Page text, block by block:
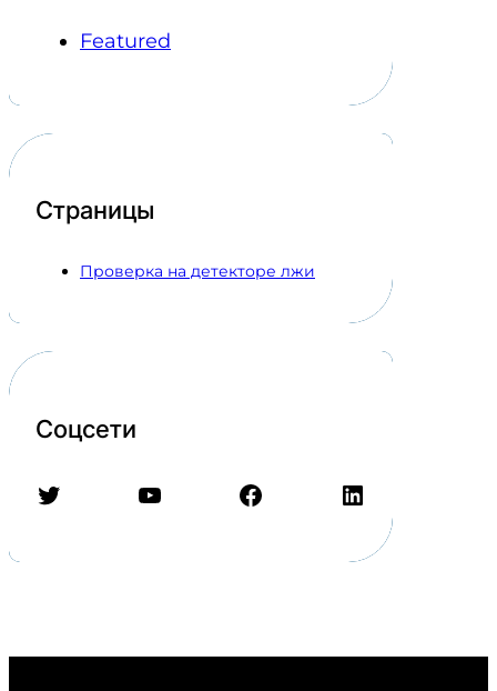
Featured
Страницы
Проверка на детекторе лжи
Соцсети
Twitter YouTube Facebook LinkedIn